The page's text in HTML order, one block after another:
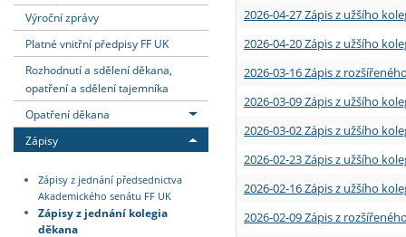
Absolventi fakulty
Vyjíždějící zaměstnanci
Výroční zprávy
Platné vnitřní předpisy FF UK
Rozhodnutí a sdělení děkana,
opatření a sdělení tajemníka
Opatření děkana
Zápisy
Zápisy z jednání předsednictva
Akademického senátu FF UK
Zápisy z jednání kolegia
děkana
2026-04-27 Zápis z užšího
2026-04-20 Zápis z užšího
2026-03-16 Zápis z
2026-03-09 Zápis z užšího
2026-03-02 Zápis z užšího
2026-02-23 Zápis z užšího
2026-02-16 Zápis z užšího
2026-02-09 Zápis z